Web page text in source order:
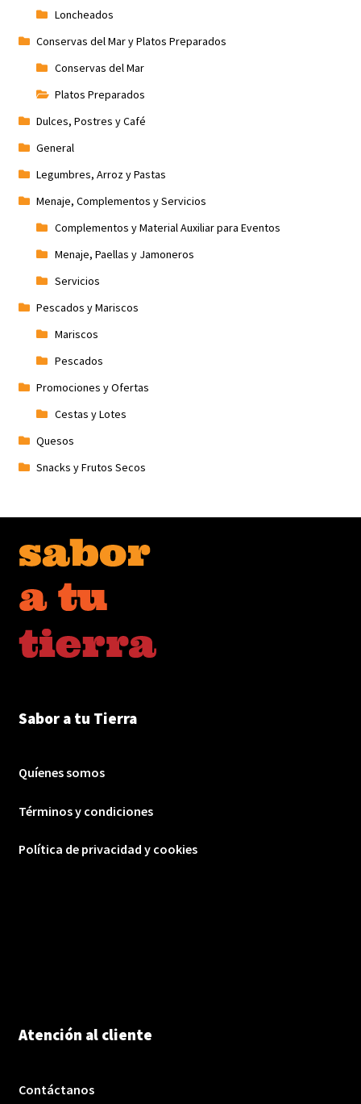
Loncheados
Conservas del Mar y Platos Preparados
Conservas del Mar
Platos Preparados
Dulces, Postres y Café
General
Legumbres, Arroz y Pastas
Menaje, Complementos y Servicios
Complementos y Material Auxiliar para Eventos
Menaje, Paellas y Jamoneros
Servicios
Pescados y Mariscos
Mariscos
Pescados
Promociones y Ofertas
Cestas y Lotes
Quesos
Snacks y Frutos Secos
Sabor a tu Tierra
Quíenes somos
Términos y condiciones
Política de privacidad y cookies
Atención al cliente
Contáctanos